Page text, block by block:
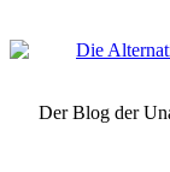
Der Blog der